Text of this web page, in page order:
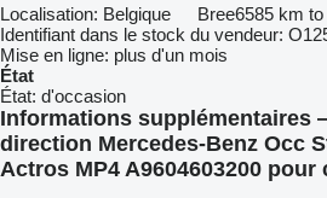
Localisation: Belgique Bree6585 km
Identifiant dans le stock du vendeur:
Mise en ligne: plus d'un mois
État
État: d'occasion
Informations supplémentaires
direction Mercedes-Benz Occ
Actros MP4 A9604603200 pour